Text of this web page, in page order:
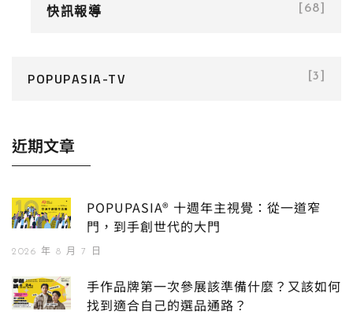
快訊報導 [68]
POPUPASIA-TV [3]
近期文章
POPUPASIA® 十週年主視覺：從一道窄
門，到手創世代的大門
2026 年 8 月 7 日
手作品牌第一次參展該準備什麼？又該如何
找到適合自己的選品通路？